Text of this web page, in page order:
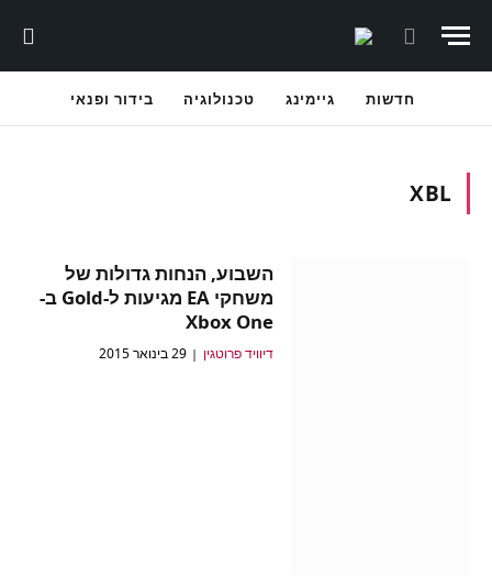
חדשות גיימינג טכנולוגיה בידור ופנאי
XBL
השבוע, הנחות גדולות של
משחקי EA מגיעות ל-Gold ב-
Xbox One
דיוויד פרוטגין 29 בינואר 2015